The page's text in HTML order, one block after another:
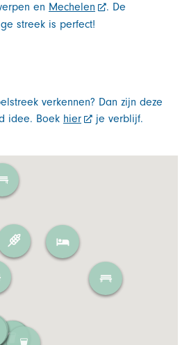
en Mechelen
. De
streek is perfect!
verkennen? Dan zijn deze
idee. Boek hier je verblijf.